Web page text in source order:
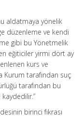
aldatmaya yönelik
düzenleme ve kendi
gibi bu Yönetmelik
eğiticiler yirmi dört ay
kurs ve
Kurum tarafından suç
tarafından bu
birinci fıkrası